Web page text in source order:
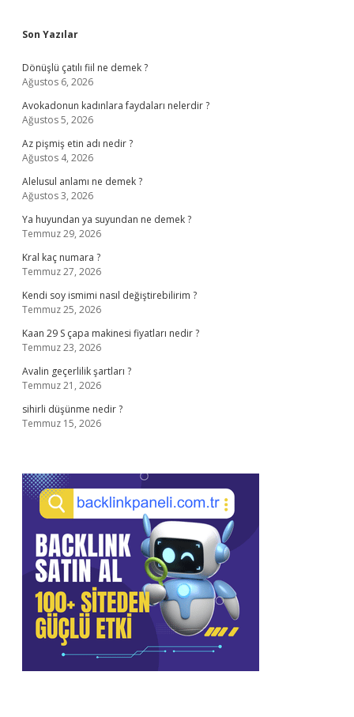
Sidebar
Son Yazılar
Dönüşlü çatılı fiil ne demek ?
Ağustos 6, 2026
Avokadonun kadınlara faydaları nelerdir ?
Ağustos 5, 2026
Az pişmiş etin adı nedir ?
Ağustos 4, 2026
Alelusul anlamı ne demek ?
Ağustos 3, 2026
Ya huyundan ya suyundan ne demek ?
Temmuz 29, 2026
Kral kaç numara ?
Temmuz 27, 2026
Kendi soy ismimi nasıl değiştirebilirim ?
Temmuz 25, 2026
Kaan 29 S çapa makinesi fiyatları nedir ?
Temmuz 23, 2026
Avalin geçerlilik şartları ?
Temmuz 21, 2026
sihirli düşünme nedir ?
Temmuz 15, 2026